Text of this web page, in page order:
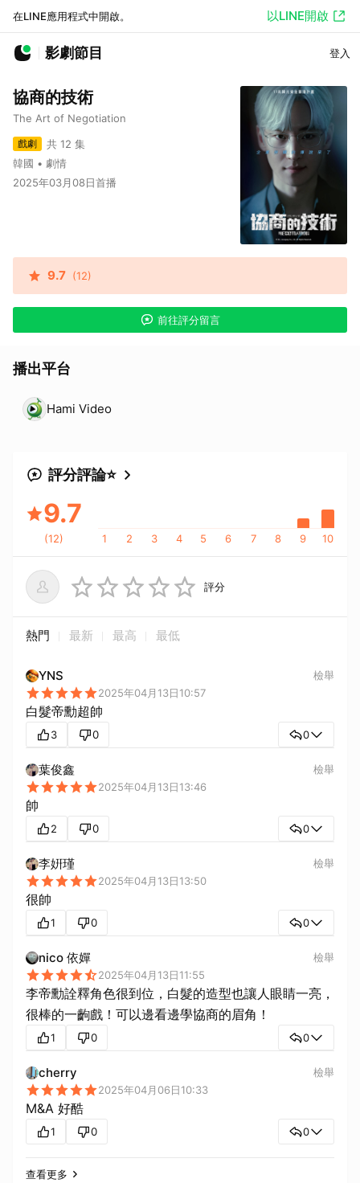
在LINE應用程式中開啟。 以LINE開啟
影劇節目 登入
協商的技術
The Art of Negotiation
戲劇
共 12 集
韓國 • 劇情
2025年03月08日首播
9.7 (12)
前往評分留言
播出平台
Hami Video
評分評論⭐
9.7
(12) 1 2 3 4 5 6 7 8 9 10
評分
熱門 最新 最高 最低
YNS
2025年04月13日10:57
檢舉
白髮帝勳超帥
3 0 0
葉俊鑫
2025年04月13日13:46
檢舉
帥
2 0 0
李姸瑾
2025年04月13日13:50
檢舉
很帥
1 0 0
nico 依嬋
2025年04月13日11:55
檢舉
李帝勳詮釋角色很到位，白髮的造型也讓人眼睛一亮，
很棒的一齣戲！可以邊看邊學協商的眉角！
1 0 0
cherry
2025年04月06日10:33
檢舉
M&A 好酷
1 0 0
查看更多